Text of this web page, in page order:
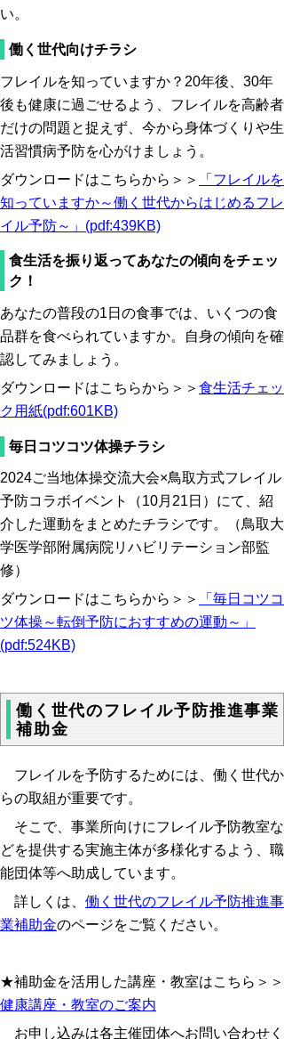
い。
働く世代向けチラシ
フレイルを知っていますか？20年後、30年
後も健康に過ごせるよう、フレイルを高齢者
だけの問題と捉えず、今から身体づくりや生
活習慣病予防を心がけましょう。
ダウンロードはこちらから＞＞
「フレイルを
知っていますか～働く世代からはじめるフレ
イル予防～」(pdf:439KB)
食生活を振り返ってあなたの傾向をチェッ
ク！
あなたの普段の1日の食事では、いくつの食
品群を食べられていますか。自身の傾向を確
認してみましょう。
ダウンロードはこちらから＞＞ 食生活チェッ
ク用紙(pdf:601KB)
毎日コツコツ体操チラシ
2024ご当地体操交流大会×鳥取方式フレイル
予防コラボイベント（10月21日）にて、紹
介した運動をまとめたチラシです。（鳥取大
学医学部附属病院リハビリテーション部監
修）
ダウンロードはこちらから＞＞
「毎日コツコ
ツ体操～転倒予防におすすめの運動～」
(pdf:524KB)
働く世代のフレイル予防推進事業
補助金
フレイルを予防するためには、働く世代か
らの取組が重要です。
そこで、事業所向けにフレイル予防教室な
どを提供する実施主体が多様化するよう、職
能団体等へ助成しています。
詳しくは、 働く世代のフレイル予防推進事
業補助金のページをご覧ください。
★補助金を活用した講座・教室はこちら＞＞
健康講座・教室のご案内
お申し込みは各主催団体へお問い合わせく